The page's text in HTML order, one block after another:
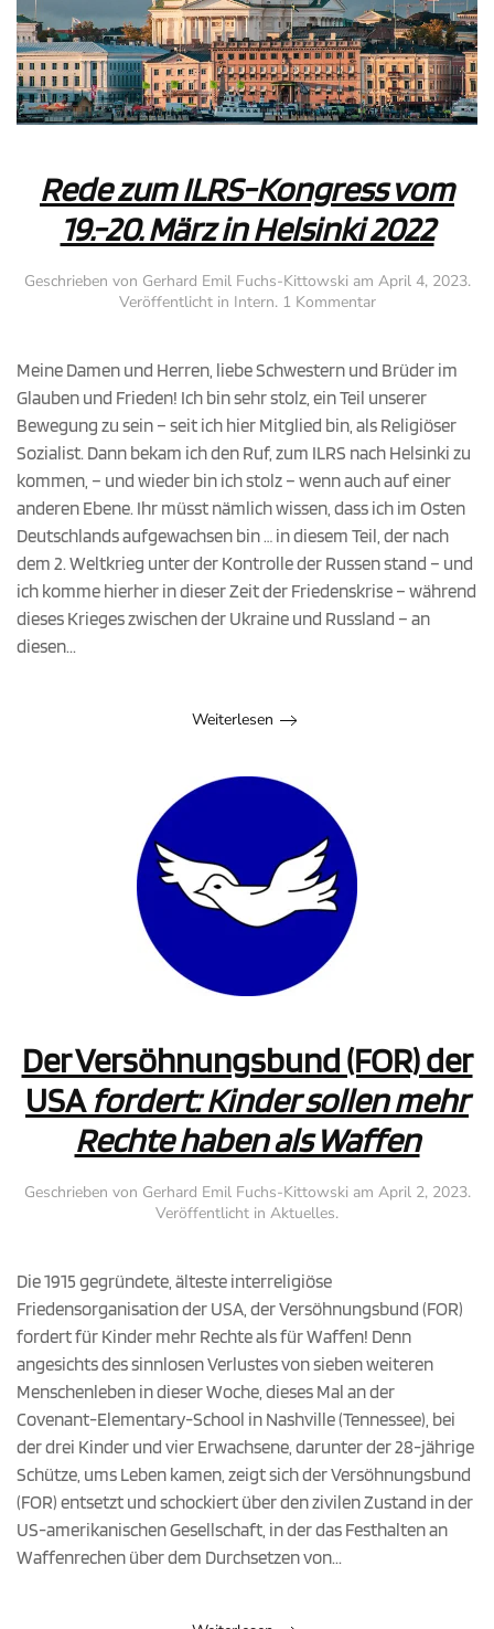
Rede zum ILRS-Kongress vom
19.-20. März in Helsinki 2022
Geschrieben von Gerhard Emil Fuchs-Kittowskiam April 4, 2023.
Veröffentlicht in Intern. 1 Kommentarzu
ILRS-
vom
19.-20.
März
Helsinki
2022
Meine Damen und Herren, liebe Schwestern und Brüder im
Glauben und Frieden! Ich bin sehr stolz, ein Teil unserer
Bewegung zu sein – seit ich hier Mitglied bin, als Religiöser
Sozialist. Dann bekam ich den Ruf, zum ILRS nach Helsinki zu
kommen, – und wieder bin ich stolz – wenn auch auf einer
anderen Ebene. Ihr müsst nämlich wissen, dass ich im Osten
Deutschlands aufgewachsen bin … in diesem Teil, der nach
dem 2. Weltkrieg unter der Kontrolle der Russen stand – und
ich komme hierher in dieser Zeit der Friedenskrise – während
dieses Krieges zwischen der Ukraine und Russland – an
diesen...
Weiterlesen
Der Versöhnungsbund (FOR) der
USAfordert: Kinder sollen mehr
Rechte haben als Waffen
Geschrieben von Gerhard Emil Fuchs-Kittowskiam April 2, 2023.
Veröffentlicht in Aktuelles.
Die 1915 gegründete, älteste interreligiöse
Friedensorganisation der USA, der Versöhnungsbund (FOR)
fordert für Kinder mehr Rechte als für Waffen! Denn
angesichts des sinnlosen Verlustes von sieben weiteren
Menschenleben in dieser Woche, dieses Mal an der
Covenant-Elementary-School in Nashville (Tennessee), bei
der drei Kinder und vier Erwachsene, darunter der 28-jährige
Schütze, ums Leben kamen, zeigt sich der Versöhnungsbund
(FOR) entsetzt und schockiert über den zivilen Zustand in der
US-amerikanischen Gesellschaft, in der das Festhalten an
Waffenrechen über dem Durchsetzen von...